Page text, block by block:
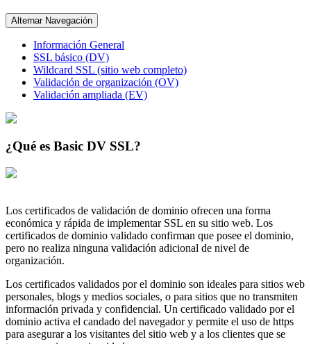
Alternar Navegación
Información General
SSL básico (DV)
Wildcard SSL (sitio web completo)
Validación de organización (OV)
Validación ampliada (EV)
¿Qué es Basic DV SSL?
Los certificados de validación de dominio ofrecen una forma
económica y rápida de implementar SSL en su sitio web. Los
certificados de dominio validado confirman que posee el dominio,
pero no realiza ninguna validación adicional de nivel de
organización.
Los certificados validados por el dominio son ideales para sitios web
personales, blogs y medios sociales, o para sitios que no transmiten
información privada y confidencial. Un certificado validado por el
dominio activa el candado del navegador y permite el uso de https
para asegurar a los visitantes del sitio web y a los clientes que se